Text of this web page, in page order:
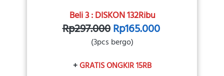
Beli 3 : DISKON 132Ribu
Rp297.000Rp165.000
(3pcs bergo)
+ GRATIS ONGKIR 15RB